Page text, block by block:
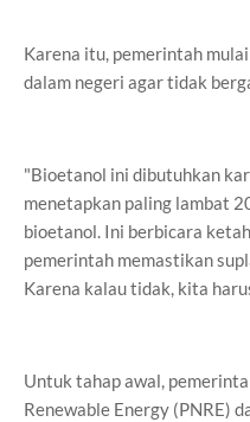
Karena itu, pemerintah
dalam negeri agar tidak
"Bioetanol ini dibutuhkan
menetapkan paling lambat
bioetanol. Ini berbicara
pemerintah memastikan
Karena kalau tidak, kita
Untuk tahap awal,
Renewable Energy (PNRE)